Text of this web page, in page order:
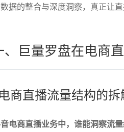
据的整合与深度洞察，真正让
、巨量罗盘在电商
商直播流量结构的
电商直播业务中，谁能洞察流